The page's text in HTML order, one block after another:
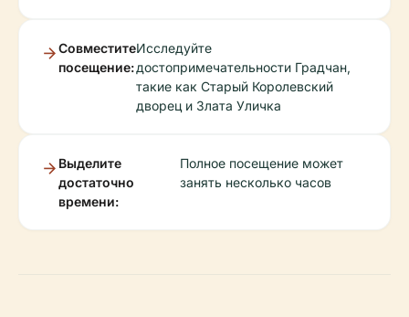
Совместите
посещение:
Исследуйте
достопримечательности Градчан,
такие как Старый Королевский
дворец и Злата Уличка
Выделите
достаточно
времени:
Полное посещение может
занять несколько часов